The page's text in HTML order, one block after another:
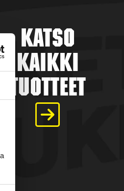
Katso
kaikki
tuotteet